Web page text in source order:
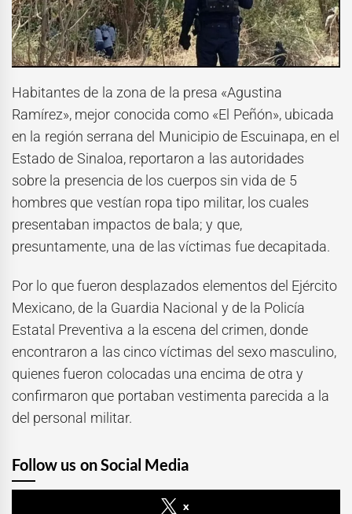
Habitantes de la zona de la presa «Agustina
Ramírez», mejor conocida como «El Peñón», ubicada
en la región serrana del Municipio de Escuinapa, en el
Estado de Sinaloa, reportaron a las autoridades
sobre la presencia de los cuerpos sin vida de 5
hombres que vestían ropa tipo militar, los cuales
presentaban impactos de bala; y que,
presuntamente, una de las víctimas fue decapitada.
Por lo que fueron desplazados elementos del Ejército
Mexicano, de la Guardia Nacional y de la Policía
Estatal Preventiva a la escena del crimen, donde
encontraron a las cinco víctimas del sexo masculino,
quienes fueron colocadas una encima de otra y
confirmaron que portaban vestimenta parecida a la
del personal militar.
Follow us on Social Media
x